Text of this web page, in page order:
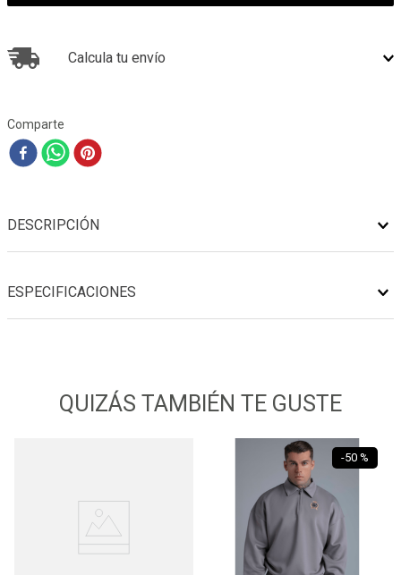
Calcula tu envío
Comparte
DESCRIPCIÓN
ESPECIFICACIONES
QUIZÁS TAMBIÉN TE GUSTE
-50 %